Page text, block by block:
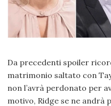
Da precedenti spoiler
matrimonio saltato con
non l’avrà perdonato per
motivo, Ridge se ne andrà